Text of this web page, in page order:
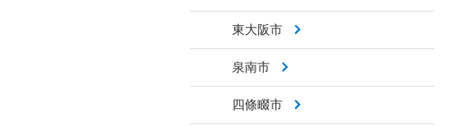
東大阪市
泉南市
四條畷市